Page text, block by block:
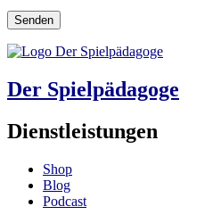
Der Spielpädagoge
Dienstleistungen
Shop
Blog
Podcast